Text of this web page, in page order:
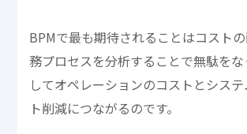
BPMで最も期待されることはコスト
務プロセスを分析することで無駄を
してオペレーションのコストとシス
ト削減につながるのです。